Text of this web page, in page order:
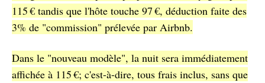
115 € tandis que l'hôte touche 97 €, déduction faite des
3% de "commission" prélevée par Airbnb.
Dans le "nouveau modèle", la nuit sera immédiatement
affichée à 115 €; c'est-à-dire, tous frais inclus, sans que